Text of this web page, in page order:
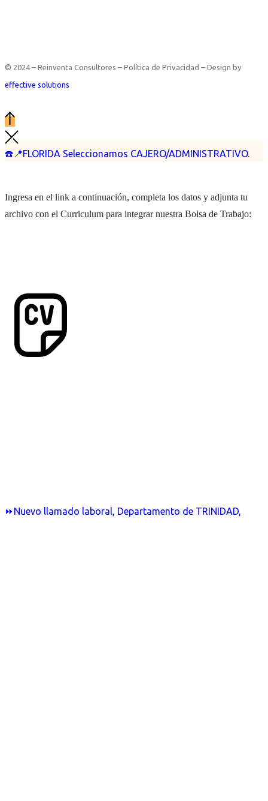
☎️📍FLORIDA Seleccionamos CAJERO/ADMINISTRATIVO.
⏩Nuevo llamado laboral, Departamento de TRINIDAD,
© 2024 – Reinventa Consultores – Política de Privacidad – Design by
effective solutions
Ingresa en el link a continuación, completa los datos y adjunta tu
archivo con el Curriculum para integrar nuestra Bolsa de Trabajo: